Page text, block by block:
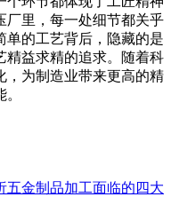
厂里，每一处细节都关乎
单的工艺背后，隐藏的是
精益求精的追求。随着科
，为制造业带来更高的精
五金制品加工面临的四大